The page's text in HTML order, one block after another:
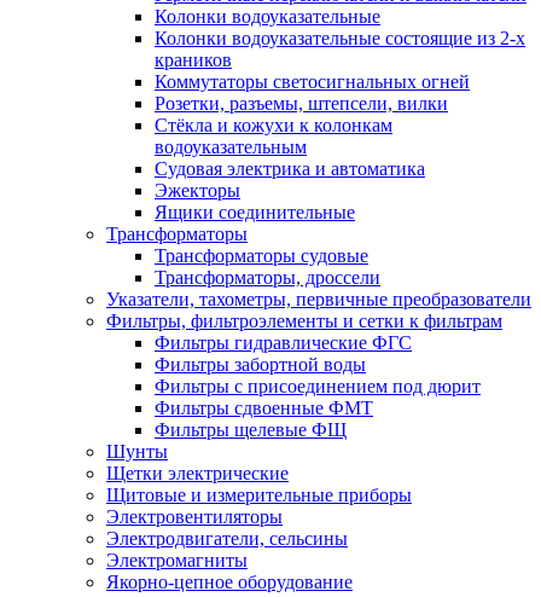
Колонки водоуказательные
Колонки водоуказательные состоящие из 2-х
краников
Коммутаторы светосигнальных огней
Розетки, разъемы, штепсели, вилки
Стёкла и кожухи к колонкам
водоуказательным
Судовая электрика и автоматика
Эжекторы
Ящики соединительные
Трансформаторы
Трансформаторы судовые
Трансформаторы, дроссели
Указатели, тахометры, первичные преобразователи
Фильтры, фильтроэлементы и сетки к фильтрам
Фильтры гидравлические ФГС
Фильтры забортной воды
Фильтры с присоединением под дюрит
Фильтры сдвоенные ФМТ
Фильтры щелевые ФЩ
Шунты
Щетки электрические
Щитовые и измерительные приборы
Электровентиляторы
Электродвигатели, сельсины
Электромагниты
Якорно-цепное оборудование